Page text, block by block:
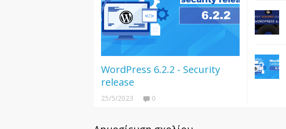
WordPress 6.2.2 - Security
release
25/5/2023 0